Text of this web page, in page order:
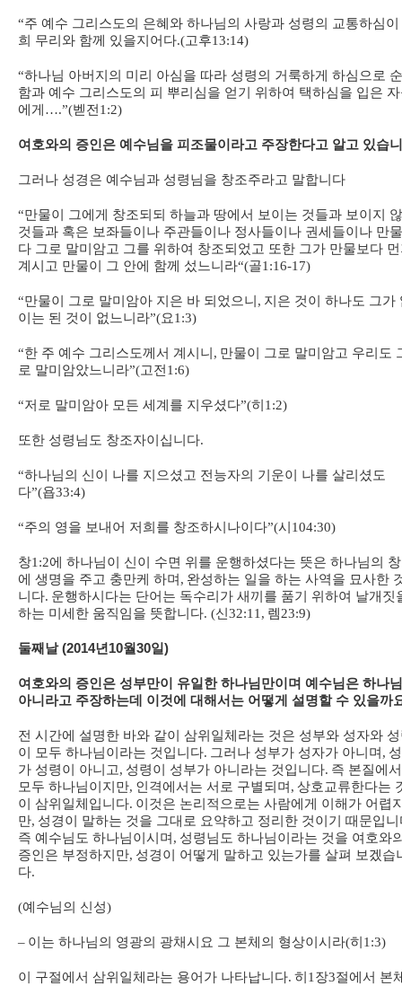
“주 예수 그리스도의 은혜와 하나님의 사랑과 성령의 교통하심이
희 무리와 함께 있을지어다.(고후13:14)
“하나님 아버지의 미리 아심을 따라 성령의 거룩하게 하심으로
함과 예수 그리스도의 피 뿌리심을 얻기 위하여 택하심을 입은
에게 ….”(벧전 1:2)
여호와의 증인은 예수님을 피조물이라고 주장한다고 알고 있습
그러나 성경은 예수님과 성령님을 창조주라고 말합니다
“만물이 그에게 창조되되 하늘과 땅에서 보이는 것들과 보이지
것들과 혹은 보좌들이나 주관들이나 정사들이나 권세들이나 만
다 그로 말미암고 그를 위하여 창조되었고 또한 그가 만물보다
계시고 만물이 그 안에 함께 섰느니라“(골1:16-17)
“만물이 그로 말미암아 지은 바 되었으니 , 지은 것이 하나도 그가
이는 된 것이 없느니라”(요1:3)
“한 주 예수 그리스도께서 계시니 , 만물이 그로 말미암고 우리도
로 말미암았느니라”(고전 1:6)
“저로 말미암아 모든 세계를 지우셨다”(히 1:2)
또한 성령님도 창조자이십니다.
“하나님의 신이 나를 지으셨고 전능자의 기운이 나를 살리셨도
다”(욥33:4)
“주의 영을 보내어 저희를 창조하시나이다”(시 104:30)
창1:2에 하나님이 신이 수면 위를 운행하셨다는 뜻은 하나님의
에 생명을 주고 충만케 하며 , 완성하는 일을 하는 사역을 묘사한
니다. 운행하시다는 단어는 독수리가 새끼를 품기 위하여 날개짓
하는 미세한 움직임을 뜻합니다. (신 32:11, 렘23:9)
둘째날 (2014년10월30일)
여호와의 증인은 성부만이 유일한 하나님만이며 예수님은 하나
아니라고 주장하는데 이것에 대해서는 어떻게 설명할 수 있을까
전 시간에 설명한 바와 같이 삼위일체라는 것은 성부와 성자와
이 모두 하나님이라는 것입니다. 그러나 성부가 성자가 아니며 ,
가 성령이 아니고, 성령이 성부가 아니라는 것입니다. 즉 본질에
모두 하나님이지만, 인격에서는 서로 구별되며 , 상호교류한다는
이 삼위일체입니다. 이것은 논리적으로는 사람에게 이해가 어렵
만, 성경이 말하는 것을 그대로 요약하고 정리한 것이기 때문입니
즉 예수님도 하나님이시며 , 성령님도 하나님이라는 것을 여호와
증인은 부정하지만, 성경이 어떻게 말하고 있는가를 살펴 보겠습
다.
(예수님의 신성)
– 이는 하나님의 영광의 광채시요 그 본체의 형상이시라(히 1:3)
이 구절에서 삼위일체라는 용어가 나타납니다. 히 1 장3절에서 본